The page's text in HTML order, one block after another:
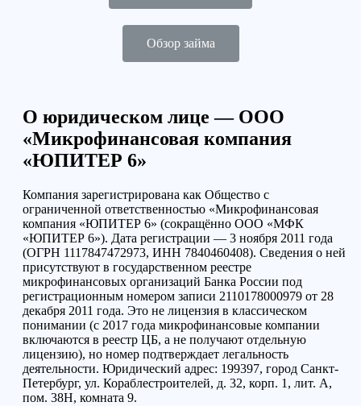
Обзор займа
О юридическом лице — ООО
«Микрофинансовая компания
«ЮПИТЕР 6»
Компания зарегистрирована как Общество с
ограниченной ответственностью «Микрофинансовая
компания «ЮПИТЕР 6» (сокращённо ООО «МФК
«ЮПИТЕР 6»). Дата регистрации — 3 ноября 2011 года
(ОГРН 1117847472973, ИНН 7840460408). Сведения о ней
присутствуют в государственном реестре
микрофинансовых организаций Банка России под
регистрационным номером записи 2110178000979 от 28
декабря 2011 года. Это не лицензия в классическом
понимании (с 2017 года микрофинансовые компании
включаются в реестр ЦБ, а не получают отдельную
лицензию), но номер подтверждает легальность
деятельности. Юридический адрес: 199397, город Санкт-
Петербург, ул. Кораблестроителей, д. 32, корп. 1, лит. А,
пом. 38Н, комната 9.